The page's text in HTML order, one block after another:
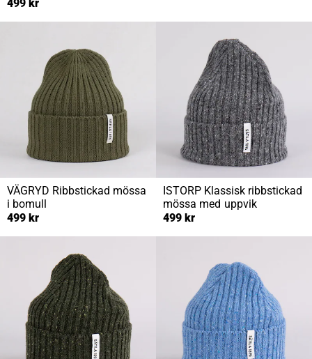
499 kr
VÄGRYD Ribbstickad mössa
i bomull
499 kr
ISTORP Klassisk ribbstickad
mössa med uppvik
499 kr